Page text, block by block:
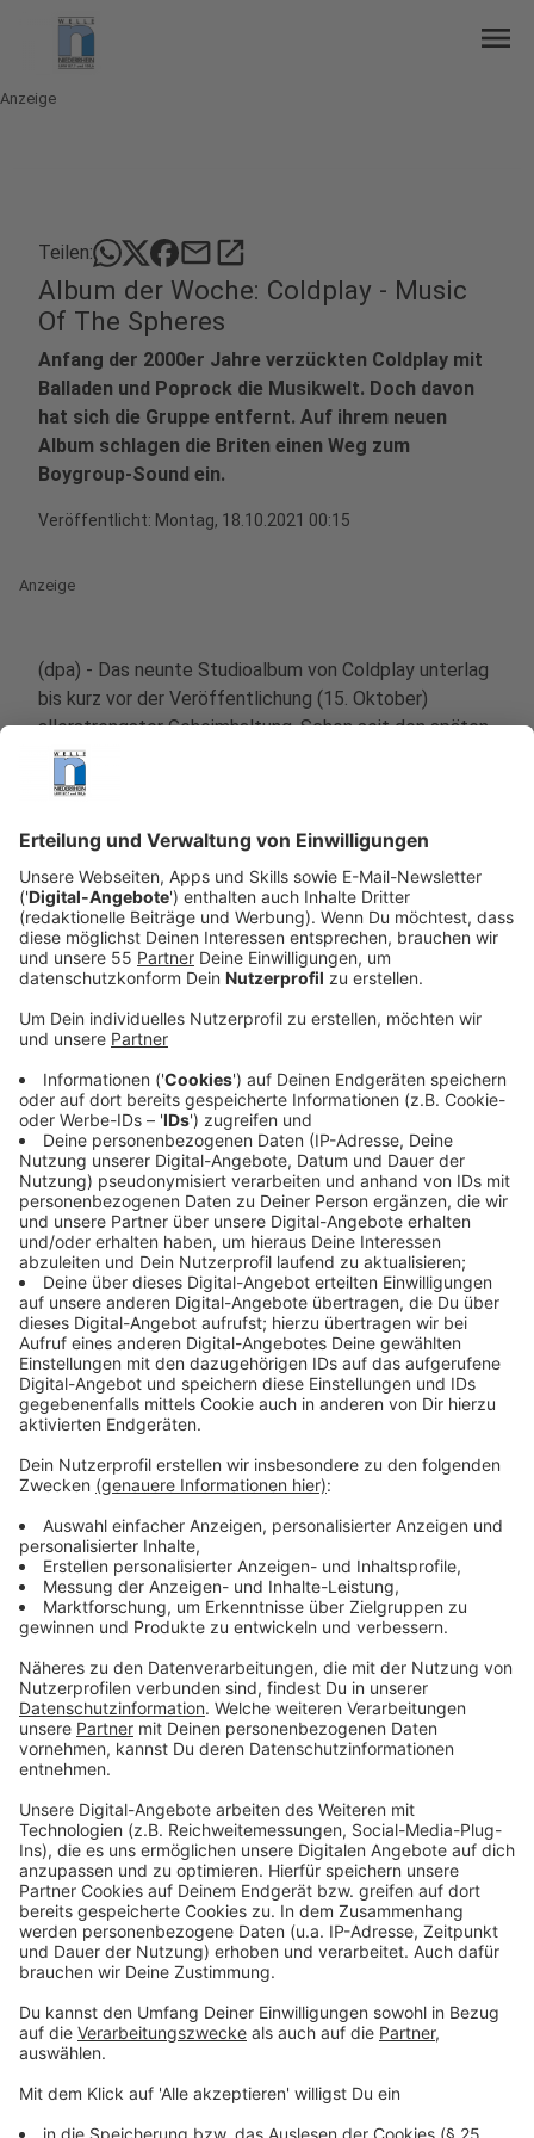
menu
Anzeige
Teilen: mailopen_in_new
Album der Woche: Coldplay - Music
Of The Spheres
Anfang der 2000er Jahre verzückten Coldplay mit
Balladen und Poprock die Musikwelt. Doch davon
hat sich die Gruppe entfernt. Auf ihrem neuen
Album schlagen die Briten einen Weg zum
Boygroup-Sound ein.
Veröffentlicht: Montag, 18.10.2021 00:15
Anzeige
(dpa) - Das neunte Studioalbum von Coldplay unterlag
bis kurz vor der Veröffentlichung (15. Oktober)
allerstrengster Geheimhaltung. Schon seit den späten
2000ern haben Coldplay, die mittlerweile zu den
erfolgreichsten Popgruppen der Welt zählen, ihren Stil
schwermütigen, sanften Indie-Rock hin zum manchmal
seichten Radiopop. Während sie bei spektakulären
Konzerten immer größere Hallen und schließlich
Stadien füllten, beim Glastonbury Festival auftraten, in
internationalen Fernsehshows zu Gast waren und ihre
Musik für Produktwerbung zur Verfügung stellten,
entfernten sich die Briten zunehmend von ihren
musikalischen Wurzeln.
Auf "Music Of The Spheres" folgen Coldplay dem
Dancepop-Trend und landen irgendwo zwischen Dua
Lipa, David Guetta und The Weeknd. Das Lied "Higher
Power" ist seit Wochen in einem TV-Werbespot für
Elektroautos zu hören. Für "My Universe" kollaborierten
die Briten mit der angesagten koreanischen Boygroup
BTS, die einen weltweiten Hype erlebt.
Über Synthesizer, Samples und Elektrobeats singt der
44-jährige, auch in bunten Klamotten noch recht
unscheinbare Chris Martin im Duett mit den sieben
durchgestylten Teenie-Idolen. In der ersten Stunde
nach Veröffentlichung wurde das Video auf Youtube
mehr als 2,5 Millionen Mal aufgerufen. Keine Frage: Der
Song ist ein Ohrwurm.
Für "Music Of The Spheres" kollaborierten Coldplay
nicht nur mit den koreanischen Superstars BTS,
sondern auch mit dem schwedischen Songwriter Max
Martin, einem echten Pop-Hitgaranten: Er schrieb
Spears, Katy Perry und Taylor Swift einige ihrer
größten Hits.
Gemessen am Erfolg können sich die vier Briten
bestätigt fühlen. "My Universe" ist ihr erster Nummer-
eins-Hit in den USA seit "Viva La Vida". Und man kann
davon ausgehen, dass auch "Music Of The Spheres"
Millionen Mal verkauft oder gestreamt wird. Wer mit
der Band und ihrem neuen Stil nicht mehr viel anfangen
kann, sollte trotzdem "Coloratura" eine Chance geben.
Mit zehn Minuten und 18 Sekunden Laufzeit ist es der
längste Song, den Coldplay jemals veröffentlicht
haben. Die großartige, atmosphärische Nummer
erinnert entfernt an Pink Floyd. Das ist dann doch
noch eine musikalische Überraschung.